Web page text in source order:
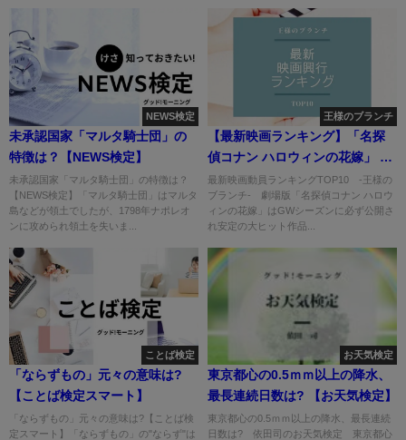
NEWS検定
未承認国家「マルタ騎士団」の
特徴は？【NEWS検定】
未承認国家「マルタ騎士団」の特徴は？
【NEWS検定】「マルタ騎士団」はマルタ
島などが領土でしたが、1798年ナポレオ
ンに攻められ領土を失いま...
王様のブランチ
【最新映画ランキング】「名探
偵コナン ハロウィンの花嫁」 初
登場1位
最新映画動員ランキングTOP10 ‐王様の
ブランチ- 劇場版「名探偵コナン ハロウ
ィンの花嫁」はGWシーズンに必ず公開さ
れ安定の大ヒット作品...
ことば検定
「ならずもの」元々の意味は?
【ことば検定スマート】
「ならずもの」元々の意味は?【ことば検
定スマート】「ならずもの」の"ならず"は
お天気検定
東京都心の0.5ｍｍ以上の降水、
最長連続日数は? 【お天気検定】
東京都心の0.5ｍｍ以上の降水、最長連続
日数は? 依田司のお天気検定 東京都心